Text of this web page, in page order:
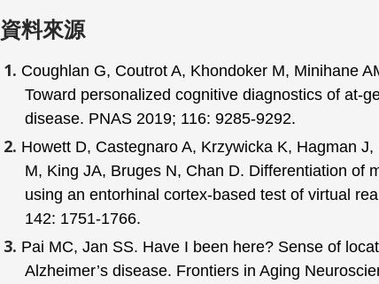
資料來源
Coughlan G, Coutrot A, Khondoker M, Minihane
Toward personalized cognitive diagnostics of at-
disease. PNAS 2019; 116: 9285-9292.
Howett D, Castegnaro A, Krzywicka K, Hagman
M, King JA, Bruges N, Chan D. Differentiation of
using an entorhinal cortex-based test of virtual
142: 1751-1766.
Pai MC, Jan SS. Have I been here? Sense of
Alzheimer’s disease. Frontiers in Aging